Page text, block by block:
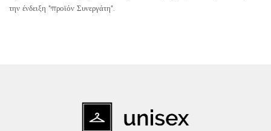
την ένδειξη "προϊόν Συνεργάτη".